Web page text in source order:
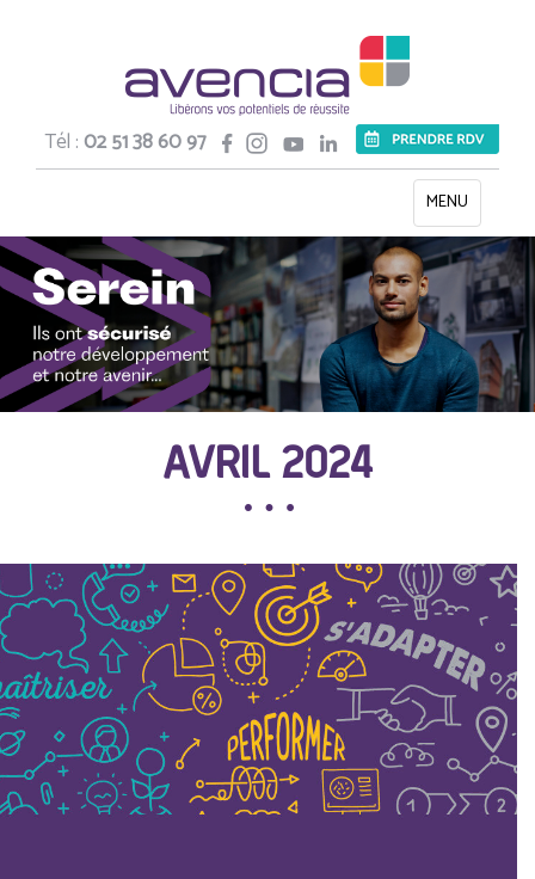
Tél :02 51 38 60 97
Toggle
navigation
MENU
AVRIL 2024